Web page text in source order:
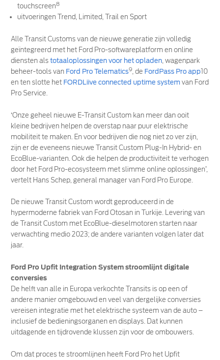
touchscreen8
uitvoeringen Trend, Limited, Trail en Sport
Alle Transit Customs van de nieuwe generatie zijn volledig
geïntegreerd met het Ford Pro-softwareplatform en online
diensten alstotaaloplossingen voor het opladen , wagenpark
beheer-tools van Ford Pro Telematics9 , de FordPass Pro app 10
en ten slotte het FORDLiive connected uptime system van Ford
Pro Service.
‘Onze geheel nieuwe E-Transit Custom kan meer dan ooit
kleine bedrijven helpen de overstap naar puur elektrische
mobiliteit te maken. En voor bedrijven die nog niet zo ver zijn,
zijn er de eveneens nieuwe Transit Custom Plug-In Hybrid- en
EcoBlue-varianten. Ook die helpen de productiviteit te verhogen
door het Ford Pro-ecosysteem met slimme online oplossingen’,
vertelt Hans Schep, general manager van Ford Pro Europe.
De nieuwe Transit Custom wordt geproduceerd in de
hypermoderne fabriek van Ford Otosan in Turkije. Levering van
de Transit Custom met EcoBlue-dieselmotoren starten naar
verwachting medio 2023; de andere varianten volgen later dat
jaar.
Ford Pro Upfit Integration System stroomlijnt digitale
conversies
De helft van alle in Europa verkochte Transits is op een of
andere manier omgebouwd en veel van dergelijke conversies
vereisen integratie met het elektrische systeem van de auto –
inclusief de bedieningsorganen en displays. Dat kunnen
uitdagende en tijdrovende klussen zijn voor de ombouwers.
Om dat proces te stroomlijnen heeft Ford Pro het Upfit